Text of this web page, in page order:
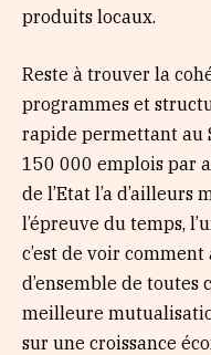
produits locaux.
Reste à trouver la
programmes et
rapide permettant au
150 000 emplois par
de l’Etat l’a d’ailleurs
l’épreuve du temps,
c’est de voir
d’ensemble de toutes
meilleure
sur une croissance